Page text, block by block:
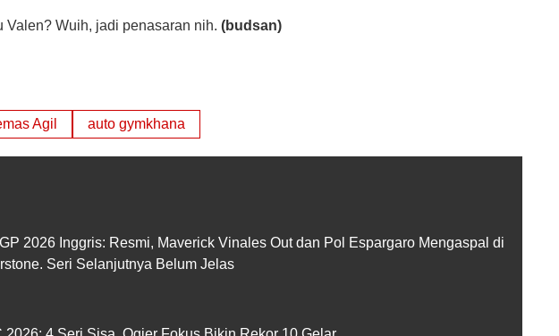
Valen? Wuih, jadi penasaran nih. (budsan)
Agil auto gymkhana
2026 Inggris: Resmi, Maverick Vinales Out dan Pol Espargaro Mengaspal di
Seri Selanjutnya Belum Jelas